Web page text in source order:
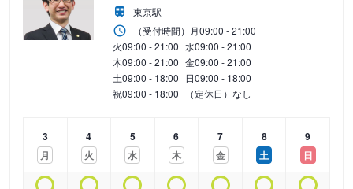
東京駅
（受付時間） 月09:00 - 21:00
火09:00 - 21:00 水09:00 - 21:00
木09:00 - 21:00 金09:00 - 21:00
土09:00 - 18:00 日09:00 - 18:00
祝09:00 - 18:00 （定休日）なし
3
月
4
火
5
水
6
木
7
金
8
土
9
日